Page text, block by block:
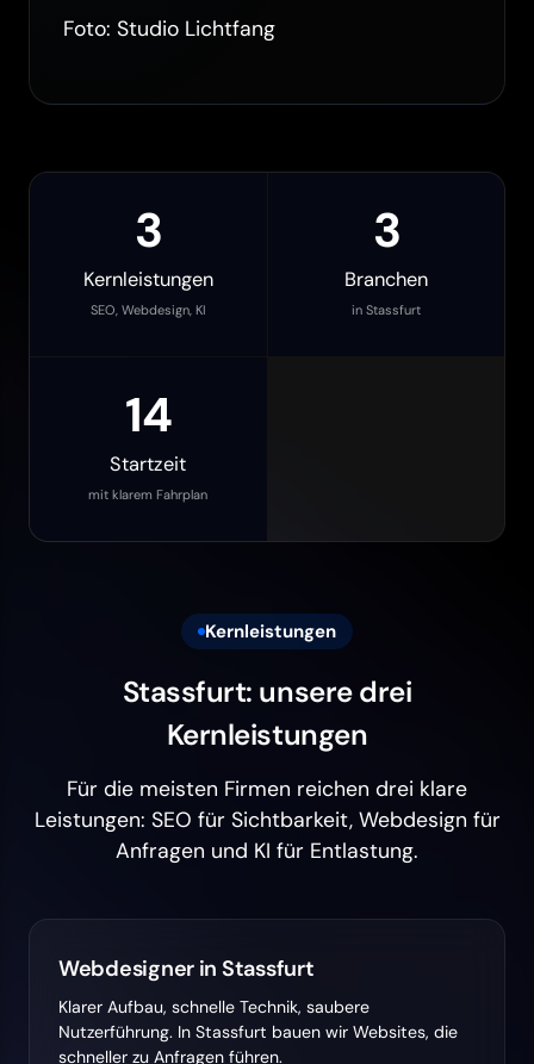
Foto: Studio Lichtfang
3
Kernleistungen
SEO, Webdesign, KI
3
Branchen
in Stassfurt
14
Startzeit
mit klarem Fahrplan
Kernleistungen
Stassfurt: unsere drei
Kernleistungen
Für die meisten Firmen reichen drei klare
Leistungen: SEO für Sichtbarkeit, Webdesign für
Anfragen und KI für Entlastung.
Webdesigner in Stassfurt
Klarer Aufbau, schnelle Technik, saubere
Nutzerführung. In Stassfurt bauen wir Websites, die
schneller zu Anfragen führen.